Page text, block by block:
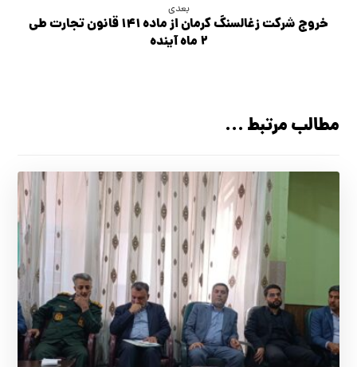
بعدی
خروج شرکت زغالسنگ کرمان از ماده ۱۴۱ قانون تجارت طی
۲ ماه آینده
مطالب مرتبط ...